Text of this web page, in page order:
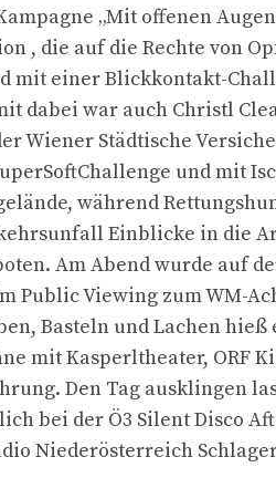
„Mit offenen
, die auf die Rechte von
mit einer Blickkontakt-
dabei war auch Christl
Wiener Städtische
und mit
während
Einblicke in die
Am Abend wurde auf
Public Viewing zum WM-
Basteln und Lachen hieß
mit Kasperltheater, ORF
Den Tag ausklingen
bei der Ö3 Silent Disco
Niederösterreich